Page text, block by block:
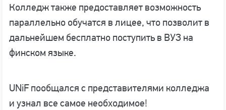
Колледж также предоставляет возможность
параллельно обучатся в лицее, что позволит в
дальнейшем бесплатно поступить в ВУЗ на
финском языке.
UNiF пообщался с представителями колледжа
и узнал все самое необходимое!